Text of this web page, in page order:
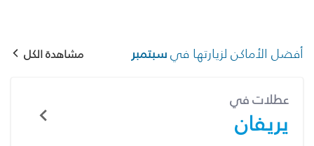
أفضل الأماكن لزيارتها فيسبتمبر مشاهدة الكل
عطلات في
يريفان